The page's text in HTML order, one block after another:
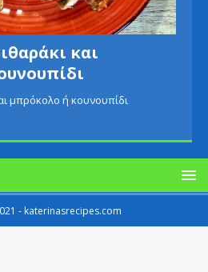
και
μπρόκολο ή κουνουπίδι
- katerinasrecipes.com